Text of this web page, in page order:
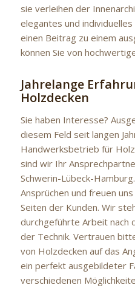
sie verleihen der
elegantes und individuelles
einen Beitrag zu einem
können Sie von
Jahrelange
Holzdecken
Sie haben Interesse?
diesem Feld seit langen
Handwerksbetrieb für
sind wir Ihr
Schwerin-Lübeck-
Ansprüchen und freuen
Seiten der Kunden. Wir
durchgeführte Arbeit nach
der Technik. Vertrauen
von Holzdecken auf das
ein perfekt ausgebildeter
verschiedenen